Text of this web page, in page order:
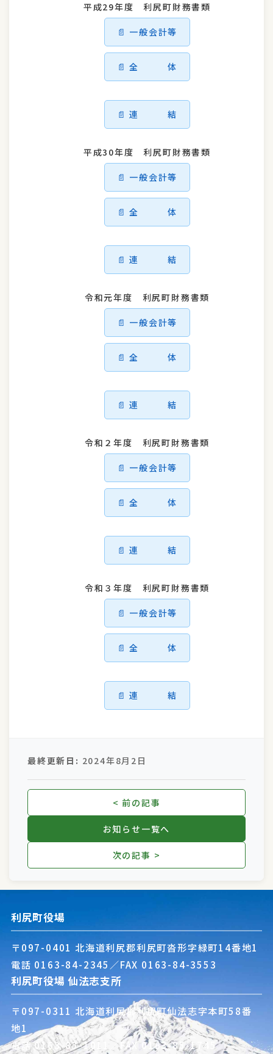
平成29年度 利尻町財務書類
一般会計等
全 体
連 結
平成30年度 利尻町財務書類
一般会計等
全 体
連 結
令和元年度 利尻町財務書類
一般会計等
全 体
連 結
令和２年度 利尻町財務書類
一般会計等
全 体
連 結
令和３年度 利尻町財務書類
一般会計等
全 体
連 結
最終更新日: 2024年8月2日
< 前の記事
お知らせ一覧へ
次の記事 >
利尻町役場
〒097-0401 北海道利尻郡利尻町沓形字緑町14番地1
電話 0163-84-2345 ／FAX 0163-84-3553
利尻町役場 仙法志支所
〒097-0311 北海道利尻郡利尻町仙法志字本町58番
地1
電話0163-85-1011 ／FAX 0163-85-1745